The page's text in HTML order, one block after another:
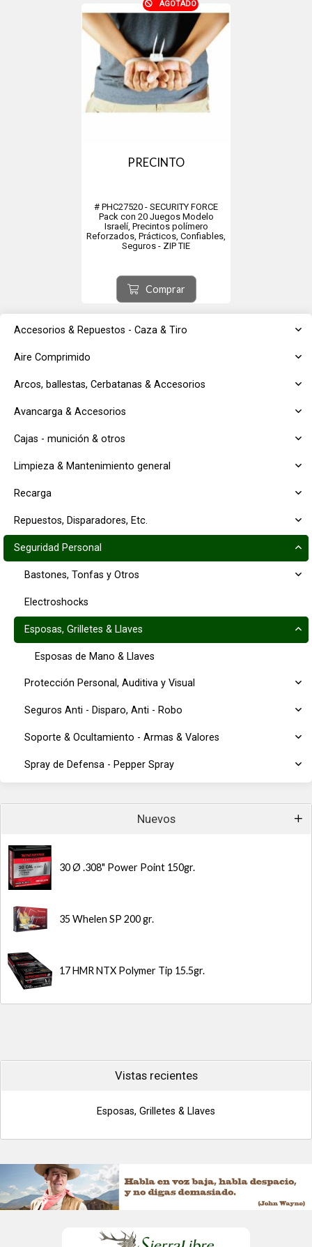
Accesorios & Repuestos - Caza & Tiro
Aire Comprimido
Arcos, ballestas, Cerbatanas & Accesorios
Avancarga & Accesorios
Cajas - munición & otros
Limpieza & Mantenimiento general
Recarga
Repuestos, Disparadores, Etc.
Seguridad Personal
Bastones, Tonfas y Otros
Electroshocks
Esposas, Grilletes & Llaves
Esposas de Mano & Llaves
Protección Personal, Auditiva y Visual
Seguros Anti - Disparo, Anti - Robo
Soporte & Ocultamiento - Armas & Valores
Spray de Defensa - Pepper Spray
Nuevos
30 Ø .308" Power Point 150gr.
35 Whelen SP 200 gr.
17 HMR NTX Polymer Tip 15.5gr.
AGOTADO
PRECINTO
# PHC27520 - SECURITY FORCE
Pack con 20 Juegos Modelo
Israelí, Precintos polímero
Reforzados, Prácticos, Confiables,
Seguros - ZIP TIE
Comprar
Vistas recientes
Esposas, Grilletes & Llaves